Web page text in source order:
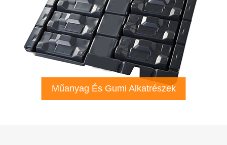
Műanyag És Gumi Alkatrészek